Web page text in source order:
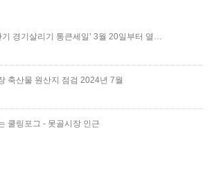
기 경기살리기 통큰세일’ 3월 20일부터 열…
축산물 원산지 점검 2024년 7월
쿨링포그 - 못골시장 인근